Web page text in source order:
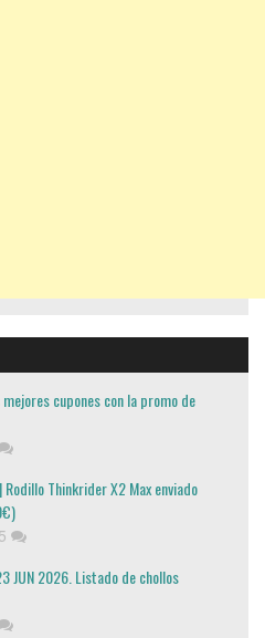
cupones con la promo de
Thinkrider X2 Max enviado
JUN 2026. Listado de chollos